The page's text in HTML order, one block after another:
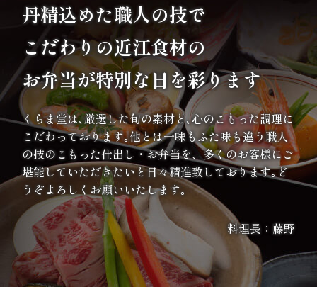
内
種
類
ら
選
ぶ
幕
の
丹精込めた職人の技で
こだわりの近江食材の
お弁当が特別な日を彩ります
くらま堂は､厳選した旬の素材と､心のこもった調理に
こだわっております｡他とは一味もふた味も違う職人
の技のこもった仕出し・お弁当を、多くのお客様にご
堪能していただきたいと日々精進致しております｡ど
うぞよろしくお願いいたします｡
料理長：藤野